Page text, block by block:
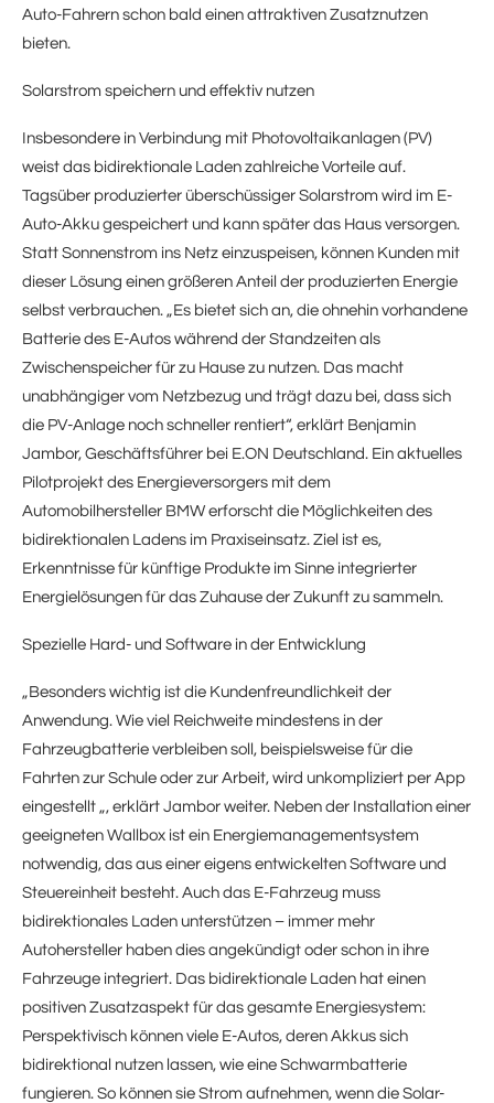
Auto-Fahrern schon bald einen attraktiven Zusatznutzen
bieten.
Solarstrom speichern und effektiv nutzen
Insbesondere in Verbindung mit Photovoltaikanlagen (PV)
weist das bidirektionale Laden zahlreiche Vorteile auf.
Tagsüber produzierter überschüssiger Solarstrom wird im E-
Auto-Akku gespeichert und kann später das Haus versorgen.
Statt Sonnenstrom ins Netz einzuspeisen, können Kunden mit
dieser Lösung einen größeren Anteil der produzierten Energie
selbst verbrauchen. „Es bietet sich an, die ohnehin vorhandene
Batterie des E-Autos während der Standzeiten als
Zwischenspeicher für zu Hause zu nutzen. Das macht
unabhängiger vom Netzbezug und trägt dazu bei, dass sich
die PV-Anlage noch schneller rentiert“, erklärt Benjamin
Jambor, Geschäftsführer bei E.ON Deutschland. Ein aktuelles
Pilotprojekt des Energieversorgers mit dem
Automobilhersteller BMW erforscht die Möglichkeiten des
bidirektionalen Ladens im Praxiseinsatz. Ziel ist es,
Erkenntnisse für künftige Produkte im Sinne integrierter
Energielösungen für das Zuhause der Zukunft zu sammeln.
Spezielle Hard- und Software in der Entwicklung
„Besonders wichtig ist die Kundenfreundlichkeit der
Anwendung. Wie viel Reichweite mindestens in der
Fahrzeugbatterie verbleiben soll, beispielsweise für die
Fahrten zur Schule oder zur Arbeit, wird unkompliziert per App
eingestellt „, erklärt Jambor weiter. Neben der Installation einer
geeigneten Wallbox ist ein Energiemanagementsystem
notwendig, das aus einer eigens entwickelten Software und
Steuereinheit besteht. Auch das E-Fahrzeug muss
bidirektionales Laden unterstützen – immer mehr
Autohersteller haben dies angekündigt oder schon in ihre
Fahrzeuge integriert. Das bidirektionale Laden hat einen
positiven Zusatzaspekt für das gesamte Energiesystem:
Perspektivisch können viele E-Autos, deren Akkus sich
bidirektional nutzen lassen, wie eine Schwarmbatterie
fungieren. So können sie Strom aufnehmen, wenn die Solar-